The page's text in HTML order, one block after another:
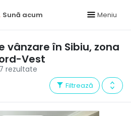
Sună acum Meniu
7 rezultate
în Sibiu, zona
Vest
Filtrează